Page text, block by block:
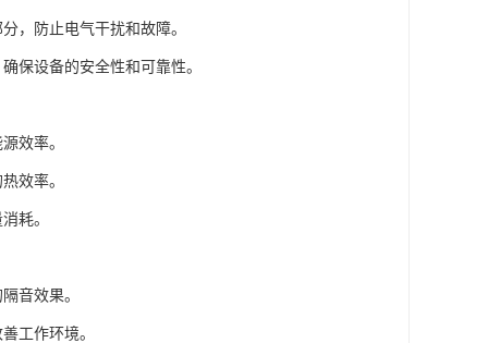
，防止电气干扰和故障。
保设备的安全性和可靠性。
效率。
效率。
耗。
音效果。
工作环境。